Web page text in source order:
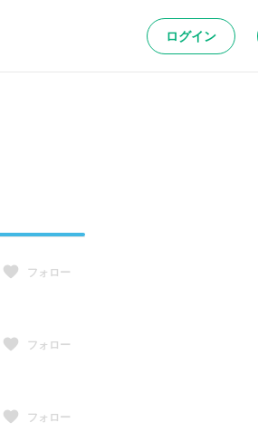
ログイン
フォロー
フォロー
フォロー